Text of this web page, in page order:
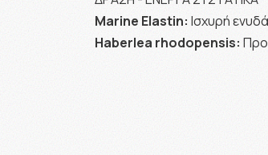
Marine Elastin: Ισχυρή
Haberlea rhodopensis: